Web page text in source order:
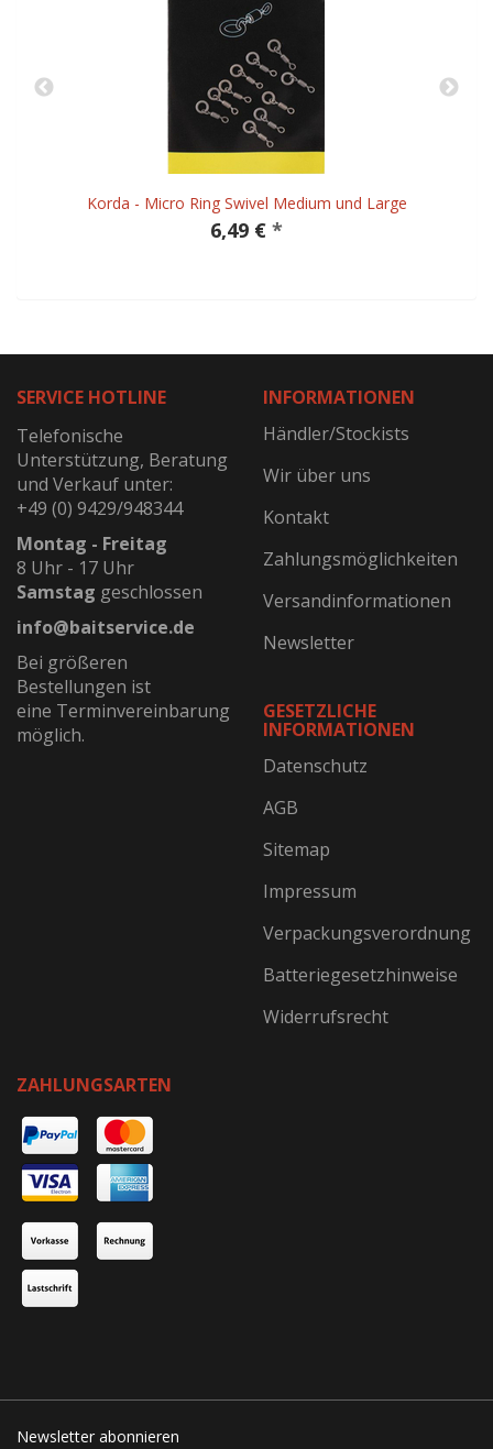
Korda - Micro Ring Swivel Medium und Large
6,49 € *
SERVICE HOTLINE
Telefonische
Unterstützung, Beratung
und Verkauf unter:
+49 (0) 9429/948344
Montag - Freitag
8 Uhr - 17 Uhr
Samstag geschlossen
info@baitservice.de
Bei größeren
Bestellungen ist
eine Terminvereinbarung
möglich.
INFORMATIONEN
Händler/Stockists
Wir über uns
Kontakt
Zahlungsmöglichkeiten
Versandinformationen
Newsletter
GESETZLICHE
INFORMATIONEN
Datenschutz
AGB
Sitemap
Impressum
Verpackungsverordnung
Batteriegesetzhinweise
Widerrufsrecht
ZAHLUNGSARTEN
Newsletter abonnieren